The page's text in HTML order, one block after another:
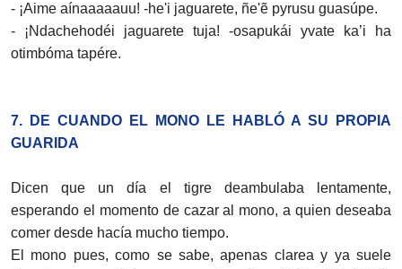
- ¡Aime aínaaaaauu! -he'i jaguarete, ñe'ẽ pyrusu guasúpe.
- ¡Ndachehodéi jaguarete tuja! -osapukái yvate ka’i ha
otimbóma tapére.
7. DE CUANDO EL MONO LE HABLÓ A SU PROPIA
GUARIDA
Dicen que un día el tigre deambulaba lentamente,
esperando el momento de cazar al mono, a quien deseaba
comer desde hacía mucho tiempo.
El mono pues, como se sabe, apenas clarea y ya suele